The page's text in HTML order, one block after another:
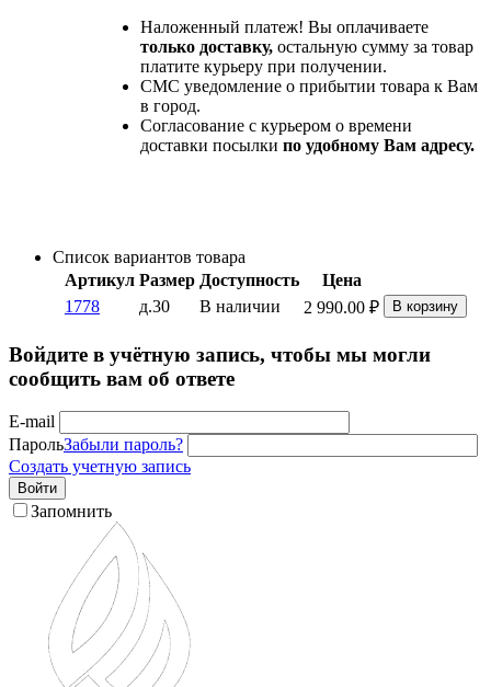
Наложенный платеж! Вы оплачиваете
только доставку, остальную сумму за товар
платите курьеру при получении.
СМС уведомление о прибытии товара к Вам
в город.
Согласование с курьером о времени
доставки посылки по удобному Вам адресу.
Список вариантов товара
Артикул Размер Доступность
Цена
1778
д.30 В наличии 2 990.00 ₽ В корзину
Войдите в учётную запись, чтобы мы могли
сообщить вам об ответе
E-mail
ПарольЗабыли пароль?
Создать учетную запись
Войти
Запомнить